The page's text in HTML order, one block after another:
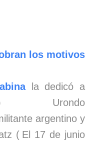
los motivos
la dedicó a
Urondo
argentino y
( El 17 de junio